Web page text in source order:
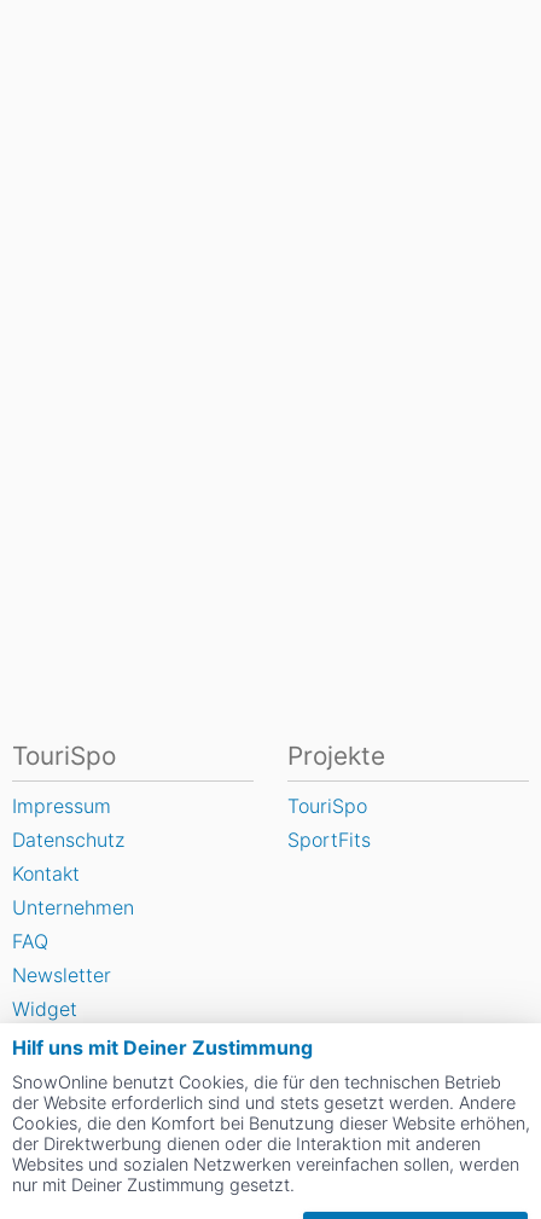
Hilf uns mit Deiner Zustimmung
SnowOnline benutzt Cookies, die für den technischen Betrieb
der Website erforderlich sind und stets gesetzt werden. Andere
Cookies, die den Komfort bei Benutzung dieser Website erhöhen,
der Direktwerbung dienen oder die Interaktion mit anderen
Websites und sozialen Netzwerken vereinfachen sollen, werden
nur mit Deiner Zustimmung gesetzt.
TouriSpo
Impressum
Datenschutz
Kontakt
Unternehmen
FAQ
Newsletter
Widget
Umfragen
Skigebiet bewerten
Projekte
TouriSpo
SportFits
Social Web